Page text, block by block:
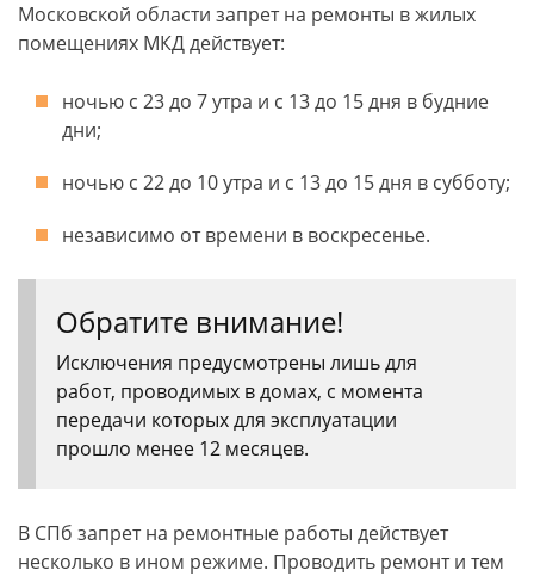
Московской области запрет на ремонты в жилых
помещениях МКД действует:
ночью с 23 до 7 утра и с 13 до 15 дня в будние
дни;
ночью с 22 до 10 утра и с 13 до 15 дня в субботу;
независимо от времени в воскресенье.
Обратите внимание!
Исключения предусмотрены лишь для
работ, проводимых в домах, с момента
передачи которых для эксплуатации
прошло менее 12 месяцев.
В СПб запрет на ремонтные работы действует
несколько в ином режиме. Проводить ремонт и тем